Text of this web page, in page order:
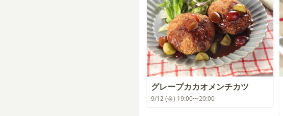
グレープカカオメンチカツ
9/12 (金) 19:00〜20:00